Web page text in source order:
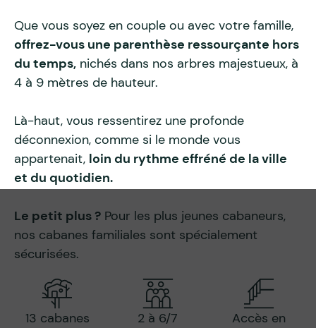
Que vous soyez en couple ou avec votre famille,
offrez-vous une parenthèse ressourçante hors
du temps, nichés dans nos arbres majestueux, à
4 à 9 mètres de hauteur.
Là-haut, vous ressentirez une profonde
déconnexion, comme si le monde vous
appartenait, loin du rythme effréné de la ville
et du quotidien.
Le petit plus ? Pour les plus jeunes cabaneurs,
nos cabanes familiales sont spécialement
sécurisées.
13 cabanes
2 à 6/7
Accès en